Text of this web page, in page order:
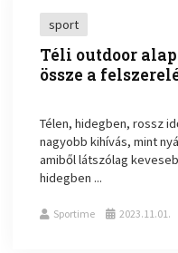
sport
Téli outdoor
össze a
Télen, hidegben, rossz
nagyobb kihívás, mint
amiből látszólag
hidegben ...
Sportime 2023.11.01.